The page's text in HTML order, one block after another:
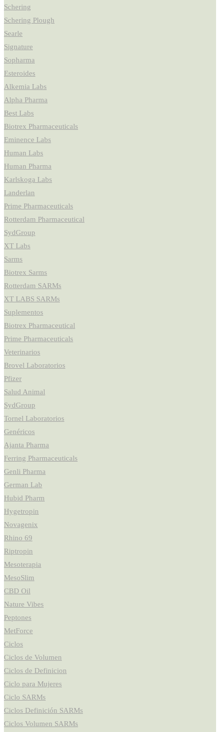
Schering
Schering Plough
Searle
Signature
Sopharma
Esteroides
Alkemia Labs
Alpha Pharma
Best Labs
Biotrex Pharmaceuticals
Eminence Labs
Human Labs
Human Pharma
Karlskoga Labs
Landerlan
Prime Pharmaceuticals
Rotterdam Pharmaceutical
SydGroup
XT Labs
Sarms
Biotrex Sarms
Rotterdam SARMs
XT LABS SARMs
Suplementos
Biotrex Pharmaceutical
Prime Pharmaceuticals
Veterinarios
Brovel Laboratorios
Pfizer
Salud Animal
SydGroup
Tornel Laboratorios
Genéricos
Ajanta Pharma
Ferring Pharmaceuticals
Genli Pharma
German Lab
Hubid Pharm
Hygetropin
Novagenix
Rhino 69
Riptropin
Mesoterapia
MesoSlim
CBD Oil
Nature Vibes
Peptones
MetForce
Ciclos
Ciclos de Volumen
Ciclos de Definicion
Ciclo para Mujeres
Ciclo SARMs
Ciclos Definición SARMs
Ciclos Volumen SARMs